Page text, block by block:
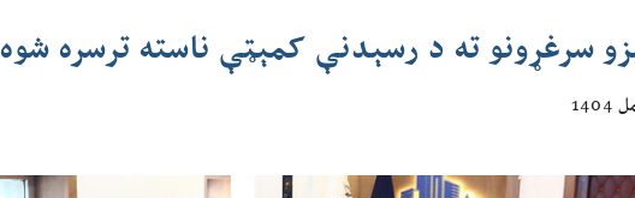
سرغړونو ته د رسېدنې کمېټې ناسته ترسره شوه